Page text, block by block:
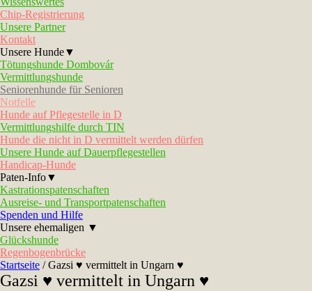
Chip-Registrierung
Unsere Partner
Kontakt
Unsere Hunde▼
Tötungshunde Dombovár
Vermittlungshunde
Seniorenhunde für Senioren
Notfelle
Hunde auf Pflegestelle in D
Vermittlungshilfe durch TIN
Hunde die nicht in D vermittelt werden dürfen
Unsere Hunde auf Dauerpflegestellen
Handicap-Hunde
Paten-Info▼
Kastrationspatenschaften
Ausreise- und Transportpatenschaften
Spenden und Hilfe
Unsere ehemaligen ▼
Glückshunde
Regenbogenbrücke
Startseite /Gazsi ♥ vermittelt in Ungarn ♥
Gazsi ♥ vermittelt in Ungarn ♥